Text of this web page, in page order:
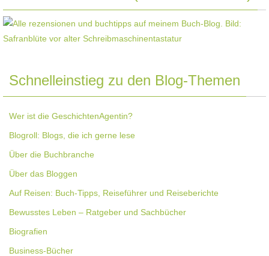
Schnelleinstieg zu den Blog-Themen
Wer ist die GeschichtenAgentin?
Blogroll: Blogs, die ich gerne lese
Über die Buchbranche
Über das Bloggen
Auf Reisen: Buch-Tipps, Reiseführer und Reiseberichte
Bewusstes Leben – Ratgeber und Sachbücher
Biografien
Business-Bücher